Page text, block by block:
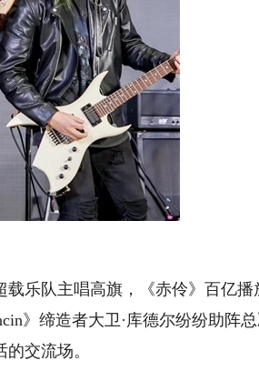
乐队主唱高旗，《赤伶》百亿播
》缔造者大卫·库德尔纷纷助阵
交流场。